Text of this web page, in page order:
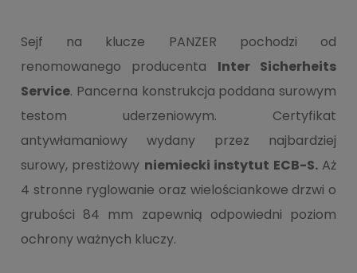
Sejf na klucze PANZER pochodzi od
renomowanego producenta Inter Sicherheits
Service. Pancerna konstrukcja poddana surowym
testom uderzeniowym. Certyfikat
antywłamaniowy wydany przez najbardziej
surowy, prestiżowy niemiecki instytut ECB-S.Aż
4 stronne ryglowanie oraz wielościankowe drzwi o
grubości 84 mm zapewnią odpowiedni poziom
ochrony ważnych kluczy.